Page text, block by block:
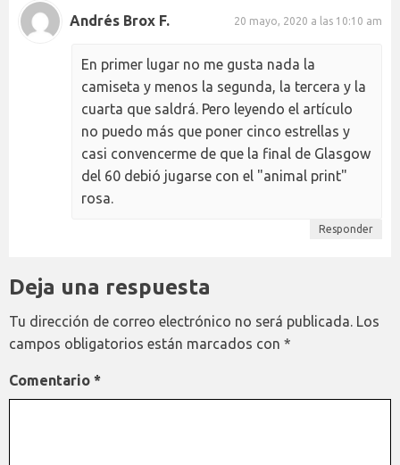
Andrés Brox F. 20 mayo, 2020 a las 10:10 am
En primer lugar no me gusta nada la
camiseta y menos la segunda, la tercera y la
cuarta que saldrá. Pero leyendo el artículo
no puedo más que poner cinco estrellas y
casi convencerme de que la final de Glasgow
del 60 debió jugarse con el "animal print"
rosa.
Responder
Deja una respuesta
Tu dirección de correo electrónico no será publicada. Los
campos obligatorios están marcados con *
Comentario *